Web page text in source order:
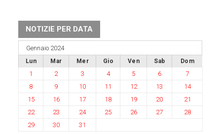
NOTIZIE PER DATA
Gennaio 2024
Lun Mar Mer Gio Ven Sab Dom
1 2 3 4 5 6
7
8
9 10 11 12 13
14
15
16 17 18 19 20
21
22
23 24 25 26 27
28
29
30 31